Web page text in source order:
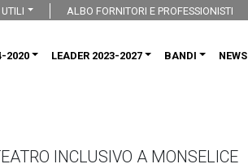
ALBO FORNITORI E PROFESSIONISTI
2020 LEADER 2023-2027 BANDI NEWS
INCLUSIVO A MONSELICE